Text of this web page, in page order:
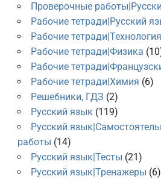
Проверочные
Рабочие тетради|Русский
Рабочие тетради|Технология
Рабочие тетради|Физика
Рабочие
Рабочие тетради|Химия (6)
Решебники, ГДЗ (2)
Русский язык(119)
Русский
работы (14)
Русский язык|Тесты (21)
Русский язык|Тренажеры (6)